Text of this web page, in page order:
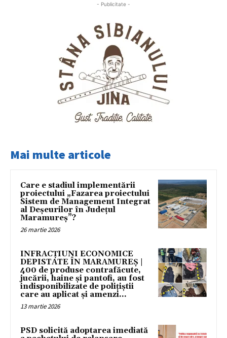
- Publicitate -
Mai multe articole
Care e stadiul implementării
proiectului „Fazarea proiectului
Sistem de Management Integrat
al Deșeurilor în Județul
Maramureș”?
26 martie 2026
INFRACȚIUNI ECONOMICE
DEPISTATE ÎN MARAMUREȘ |
400 de produse contrafăcute,
jucării, haine și pantofi, au fost
indisponibilizate de polițiștii
care au aplicat și amenzi...
13 martie 2026
PSD solicită adoptarea imediată